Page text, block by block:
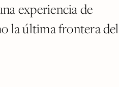
experiencia de
la última frontera del